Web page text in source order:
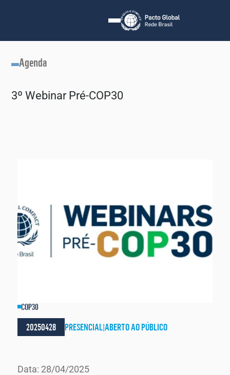
Agenda
3º Webinar Pré-COP30
COP30
20250428 PRESENCIAL|ABERTO AO PÚBLICO
Data: 28/04/2025